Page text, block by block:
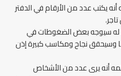
يكتب عدد من الأرقام في الدفتر
له سيوجه بعض الضغوطات في
وسيحقق نجاح ومكاسب كبيرة إذن
أنه يرى عدد من الأشخاص